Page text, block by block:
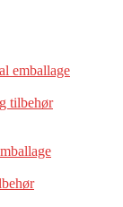
emballage
tilbehør